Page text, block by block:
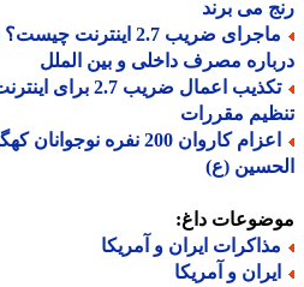
می برند
ماجرای ضریب 2.7 اینترنت
مصرف داخلی و بین الملل
تکذیب اعمال ضریب 2.7
مقررات
اعزام کاروان 200 نفره
(ع)
داغ:
ایران و آمریکا
و آمریکا